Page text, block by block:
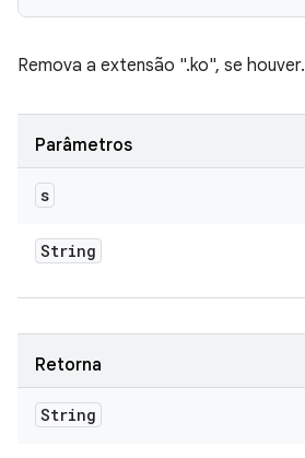
Remova a extensão ".ko", se houver.
Parâmetros
s
String
Retorna
String